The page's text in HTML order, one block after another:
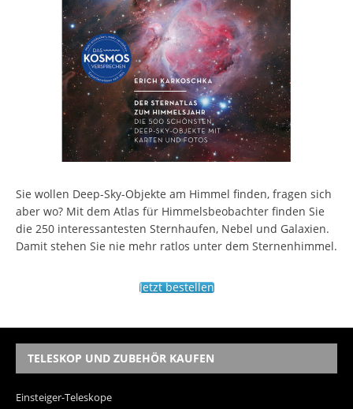
Sie wollen Deep-Sky-Objekte am Himmel finden, fragen sich
aber wo? Mit dem Atlas für Himmelsbeobachter finden Sie
die 250 interessantesten Sternhaufen, Nebel und Galaxien.
Damit stehen Sie nie mehr ratlos unter dem Sternenhimmel.
Jetzt bestellen
TELESKOP UND ZUBEHÖR KAUFEN
Einsteiger-Teleskope